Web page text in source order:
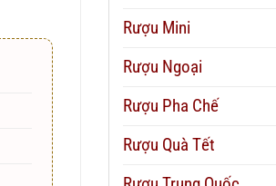
Rượu Mini
Rượu Ngoại
Rượu Pha Chế
Rượu Quà Tết